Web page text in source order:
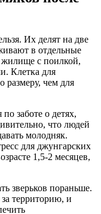
Их делят на две
в отдельные
с поилкой,
Клетка для
размеру, чем для
заботе о детях,
что людей
молодняк.
для джунгарских
1,5-2 месяцев,
зверьков пораньше.
территорию, и